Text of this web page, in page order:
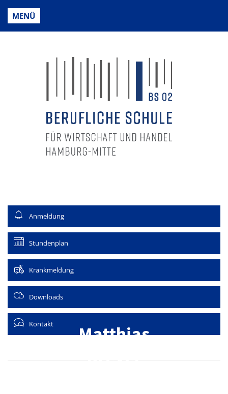
MENÜ
Anmeldung
Stundenplan
Krankmeldung
Downloads
Kontakt
Matthias